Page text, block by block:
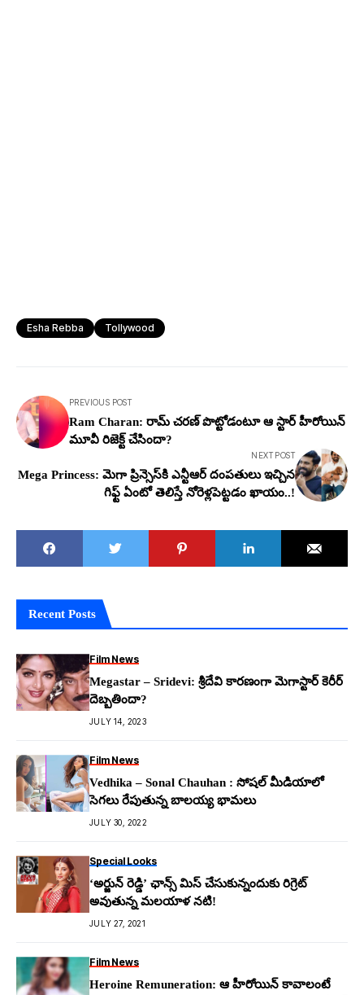
Esha Rebba Tollywood
PREVIOUS POST
Ram Charan: రామ్ చ‌ర‌ణ్ పొట్టోడంటూ ఆ స్టార్ హీరోయిన్
మూవీ రిజెక్ట్ చేసిందా?
NEXT POST
Mega Princess: మెగా ప్రిన్సెస్‌కి ఎన్టీఆర్ దంప‌తులు ఇచ్చిన
గిఫ్ట్ ఏంటో తెలిస్తే నోరెళ్ల‌పెట్ట‌డం ఖాయం..!
Recent Posts
Film News
Megastar – Sridevi: శ్రీదేవి కారణంగా మెగాస్టార్ కెరీర్
దెబ్బతిందా?
JULY 14, 2023
Film News
Vedhika – Sonal Chauhan : సోషల్ మీడియాలో
సెగలు రేపుతున్న బాలయ్య భామలు
JULY 30, 2022
Special Looks
‘అర్జున్ రెడ్డి’ ఛాన్స్ మిస్ చేసుకున్నందుకు రిగ్రెట్
అవుతున్న మలయాళ నటి!
JULY 27, 2021
Film News
Heroine Remuneration: ఆ హీరోయిన్ కావాలంటే